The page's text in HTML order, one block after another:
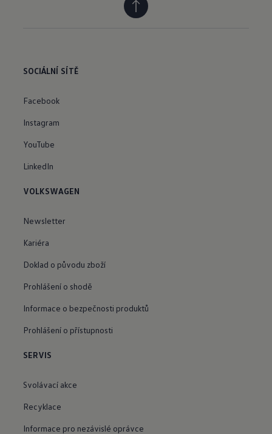
SOCIÁLNÍ SÍTĚ
Facebook
Instagram
YouTube
LinkedIn
VOLKSWAGEN
Newsletter
Kariéra
Doklad o původu zboží
Prohlášení o shodě
Informace o bezpečnosti produktů
Prohlášení o přístupnosti
SERVIS
Svolávací akce
Recyklace
Informace pro nezávislé oprávce